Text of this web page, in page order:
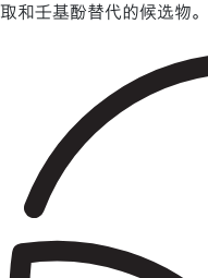
取和壬基酚替代的候选物。